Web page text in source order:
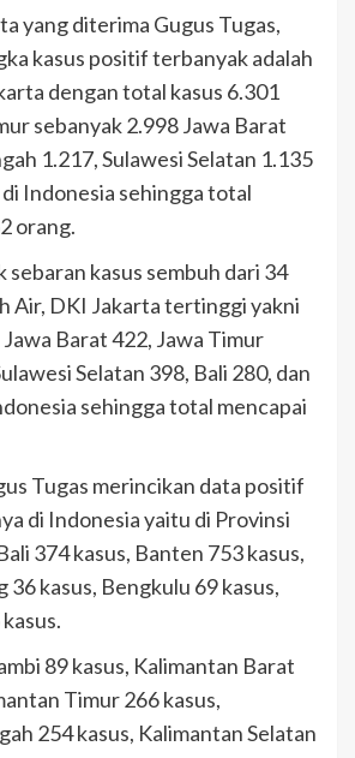
yang diterima Gugus Tugas,
kasus positif terbanyak adalah
dengan total kasus 6.301
sebanyak 2.998 Jawa Barat
1.217, Sulawesi Selatan 1.135
Indonesia sehingga total
orang.
sebaran kasus sembuh dari 34
Air, DKI Jakarta tertinggi yakni
Barat 422, Jawa Timur
Selatan 398, Bali 280, dan
sehingga total mencapai
Tugas merincikan data positif
di Indonesia yaitu di Provinsi
374 kasus, Banten 753 kasus,
36 kasus, Bengkulu 69 kasus,
89 kasus, Kalimantan Barat
Timur 266 kasus,
254 kasus, Kalimantan Selatan